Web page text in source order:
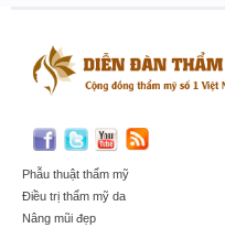
Phẫu thuật thẩm mỹ
Điều trị thẩm mỹ da
Nâng mũi đẹp